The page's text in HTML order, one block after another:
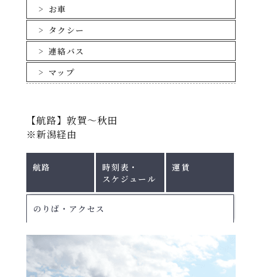
お車
タクシー
連絡バス
マップ
【航路】敦賀～秋田
※新潟経由
航路
時刻表・
スケジュール
運賃
北行き：敦賀⇒新潟⇒秋田 ｜ 南行き：秋
のりば・アクセス